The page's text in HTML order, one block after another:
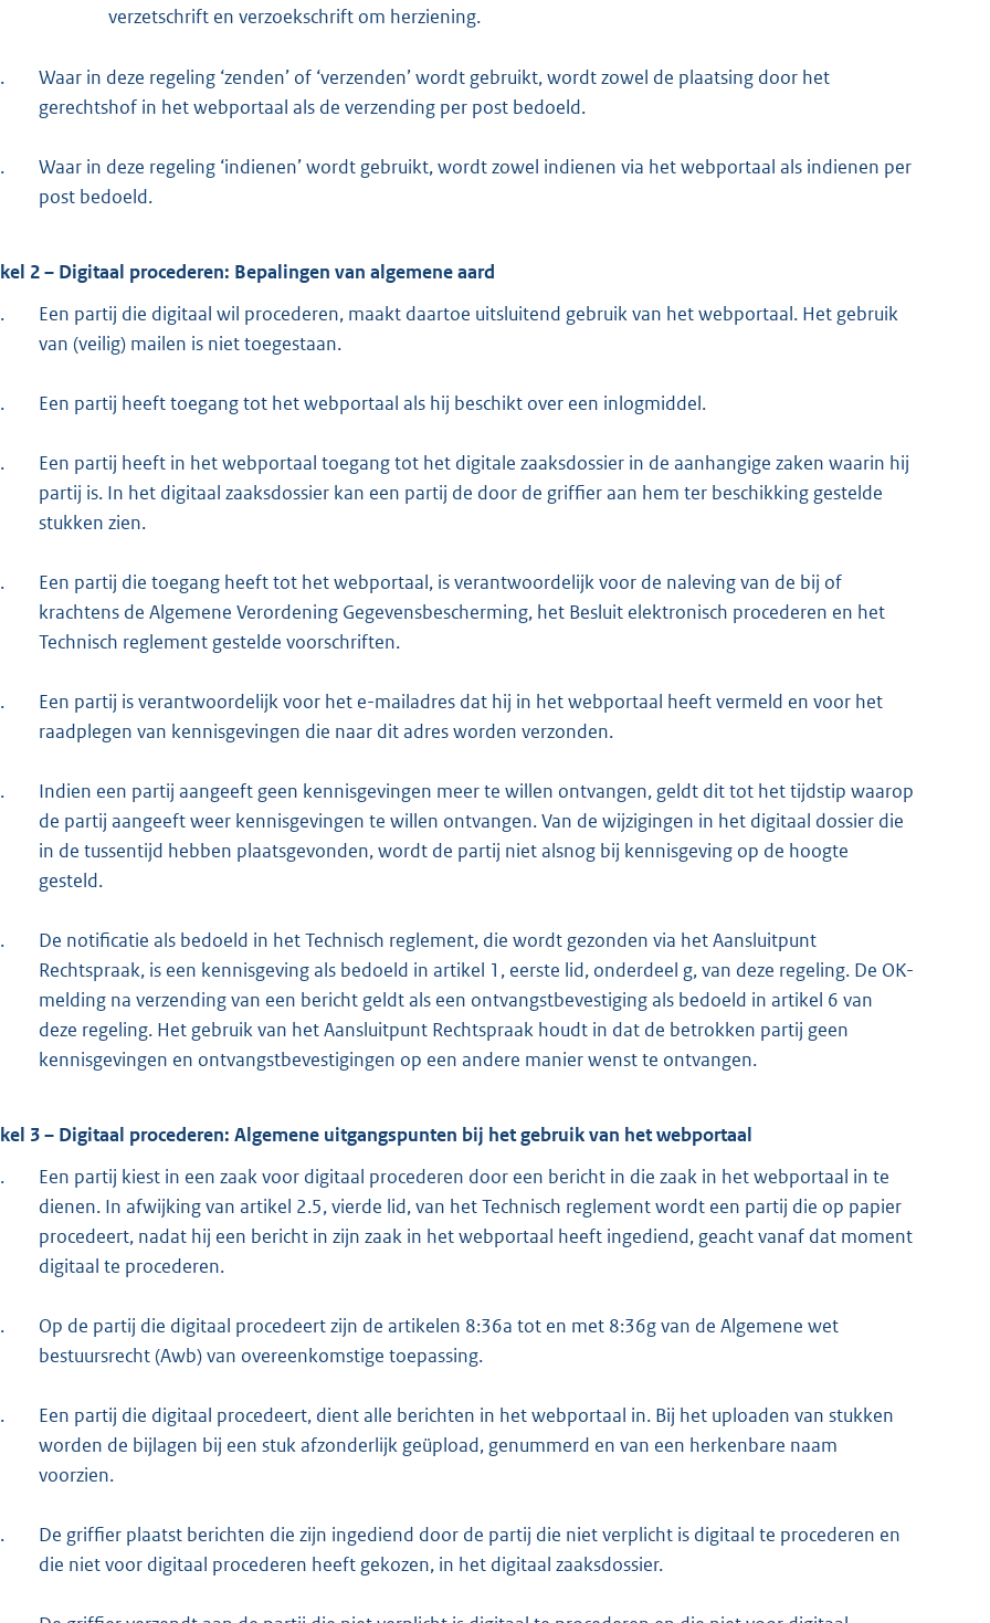
verzetschrift en verzoekschrift om herziening.
Waar in deze regeling ‘zenden’ of ‘verzenden’ wordt gebruikt, wordt zowel de plaatsing door het
gerechtshof in het webportaal als de verzending per post bedoeld.
Waar in deze regeling ‘indienen’ wordt gebruikt, wordt zowel indienen via het webportaal als indienen per
post bedoeld.
2 – Digitaal procederen: Bepalingen van algemene aard
Een partij die digitaal wil procederen, maakt daartoe uitsluitend gebruik van het webportaal. Het gebruik
van (veilig) mailen is niet toegestaan.
Een partij heeft toegang tot het webportaal als hij beschikt over een inlogmiddel.
Een partij heeft in het webportaal toegang tot het digitale zaaksdossier in de aanhangige zaken waarin hij
partij is. In het digitaal zaaksdossier kan een partij de door de griffier aan hem ter beschikking gestelde
stukken zien.
Een partij die toegang heeft tot het webportaal, is verantwoordelijk voor de naleving van de bij of
krachtens de Algemene Verordening Gegevensbescherming, het Besluit elektronisch procederen en het
Technisch reglement gestelde voorschriften.
Een partij is verantwoordelijk voor het e-mailadres dat hij in het webportaal heeft vermeld en voor het
raadplegen van kennisgevingen die naar dit adres worden verzonden.
Indien een partij aangeeft geen kennisgevingen meer te willen ontvangen, geldt dit tot het tijdstip waarop
de partij aangeeft weer kennisgevingen te willen ontvangen. Van de wijzigingen in het digitaal dossier die
in de tussentijd hebben plaatsgevonden, wordt de partij niet alsnog bij kennisgeving op de hoogte
gesteld.
De notificatie als bedoeld in het Technisch reglement, die wordt gezonden via het Aansluitpunt
Rechtspraak, is een kennisgeving als bedoeld in artikel 1, eerste lid, onderdeel g, van deze regeling. De OK-
melding na verzending van een bericht geldt als een ontvangstbevestiging als bedoeld in artikel 6 van
deze regeling. Het gebruik van het Aansluitpunt Rechtspraak houdt in dat de betrokken partij geen
kennisgevingen en ontvangstbevestigingen op een andere manier wenst te ontvangen.
3 – Digitaal procederen: Algemene uitgangspunten bij het gebruik van het webportaal
Een partij kiest in een zaak voor digitaal procederen door een bericht in die zaak in het webportaal in te
dienen. In afwijking van artikel 2.5, vierde lid, van het Technisch reglement wordt een partij die op papier
procedeert, nadat hij een bericht in zijn zaak in het webportaal heeft ingediend, geacht vanaf dat moment
digitaal te procederen.
Op de partij die digitaal procedeert zijn de artikelen 8:36a tot en met 8:36g van de Algemene wet
bestuursrecht (Awb) van overeenkomstige toepassing.
Een partij die digitaal procedeert, dient alle berichten in het webportaal in. Bij het uploaden van stukken
worden de bijlagen bij een stuk afzonderlijk geüpload, genummerd en van een herkenbare naam
voorzien.
De griffier plaatst berichten die zijn ingediend door de partij die niet verplicht is digitaal te procederen en
die niet voor digitaal procederen heeft gekozen, in het digitaal zaaksdossier.